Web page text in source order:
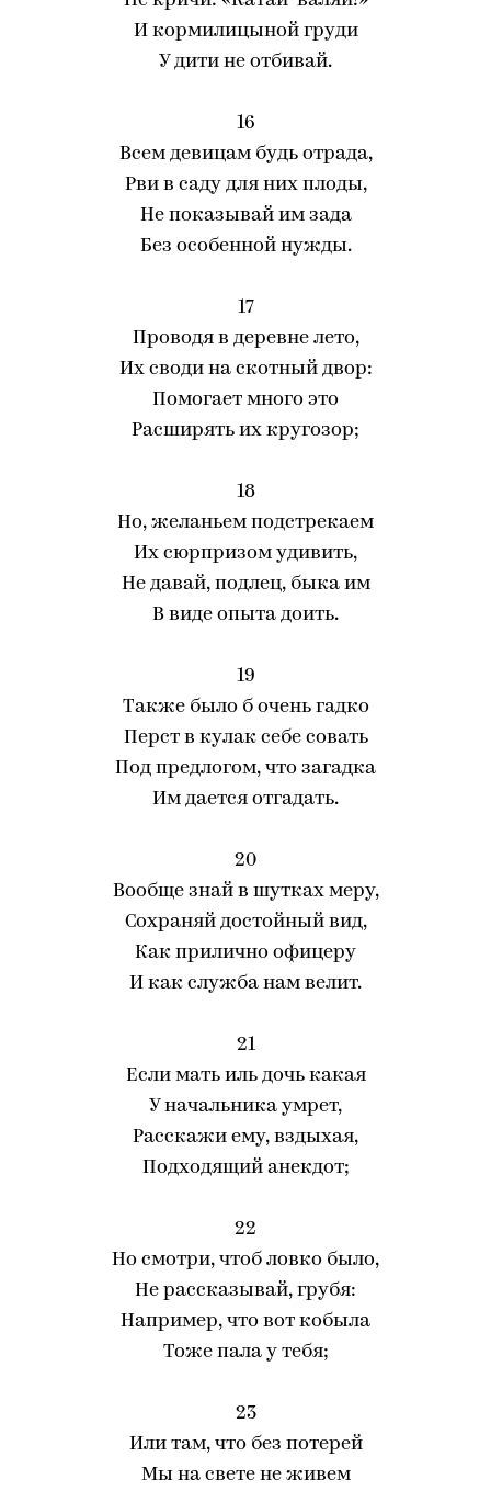
И кормилицыной груди
У дити не отбивай.
16
Всем девицам будь отрада,
Рви в саду для них плоды,
Не показывай им зада
Без особенной нужды.
17
Проводя в деревне лето,
Их своди на скотный двор:
Помогает много это
Расширять их кругозор;
18
Но, желаньем подстрекаем
Их сюрпризом удивить,
Не давай, подлец, быка им
В виде опыта доить.
19
Также было б очень гадко
Перст в кулак себе совать
Под предлогом, что загадка
Им дается отгадать.
20
Вообще знай в шутках меру,
Сохраняй достойный вид,
Как прилично офицеру
И как служба нам велит.
21
Если мать иль дочь какая
У начальника умрет,
Расскажи ему, вздыхая,
Подходящий анекдот;
22
Но смотри, чтоб ловко было,
Не рассказывай, грубя:
Например, что вот кобыла
Тоже пала у тебя;
23
Или там, что без потерей
Мы на свете не живем